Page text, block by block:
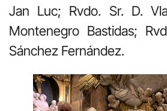
Jan Luc; Rvdo. Sr. D.
Montenegro Bastidas;
Sánchez Fernández.